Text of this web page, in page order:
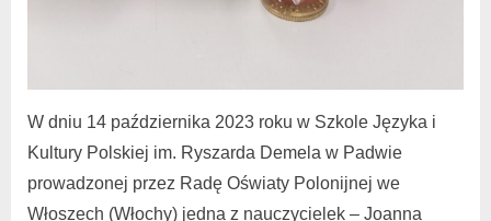
W dniu 14 października 2023 roku w Szkole Języka i
Kultury Polskiej im. Ryszarda Demela w Padwie
prowadzonej przez Radę Oświaty Polonijnej we
Włoszech (Włochy) jedna z nauczycielek – Joanna